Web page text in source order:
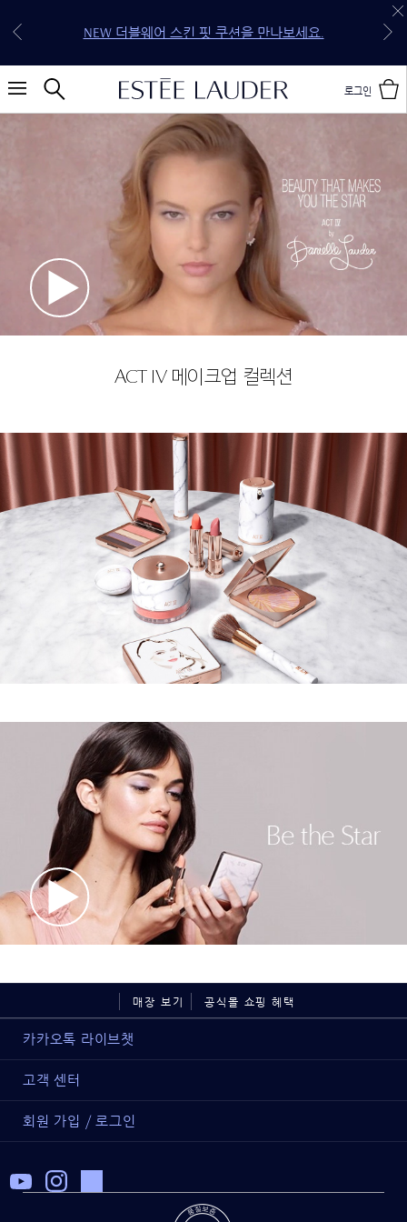
신규 회원 첫 구매 15% OFF (할인 코드: WELCOME*)
NEW 퓨어 컬러 젤리 글로우 오일을 만나보세요.
NEW 더블웨어 스킨 핏 쿠션을 만나보세요.
요.
10만원 이상 구매 시 3종 기프트 세트 증정
20만원 이상 구매 시 4종 기프트 세트 증정
상당 4종 기프트 세트 & 젬스톤 글로우 립스틱 케이
로그인
ACT IV 메이크업 컬렉션
매장 보기 공식몰 쇼핑 혜택
카카오톡 라이브챗
고객 센터
회원 가입 / 로그인